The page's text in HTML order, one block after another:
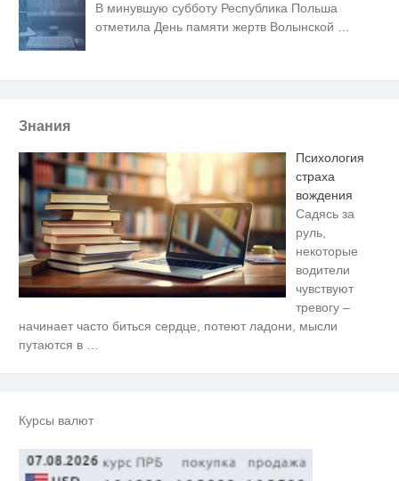
В минувшую субботу Республика Польша
отметила День памяти жертв Волынской …
Знания
Психология
страха
вождения
Садясь за
руль,
некоторые
водители
чувствуют
тревогу –
начинает часто биться сердце, потеют ладони, мысли
путаются в
Курсы валют
вы будете в шоке от увиденного
i
Этот танец невесты оставит вас